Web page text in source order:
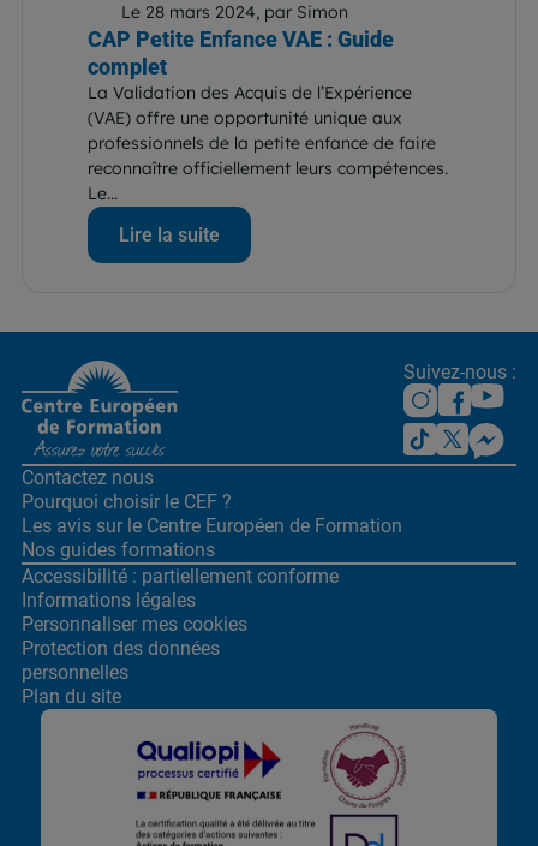
Le 28 mars 2024, par Simon
CAP Petite Enfance VAE : Guide
complet
La Validation des Acquis de l’Expérience
(VAE) offre une opportunité unique aux
professionnels de la petite enfance de faire
reconnaître officiellement leurs compétences.
Le...
Lire la suite
Suivez-nous :
Contactez nous
Pourquoi choisir le CEF ?
Les avis sur le Centre Européen de Formation
Nos guides formations
Accessibilité : partiellement conforme
Informations légales
Personnaliser mes cookies
Protection des données
personnelles
Plan du site